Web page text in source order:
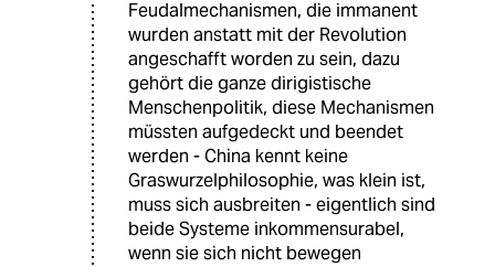
Feudalmechanismen, die immanent
wurden anstatt mit der Revolution
angeschafft worden zu sein, dazu
gehört die ganze dirigistische
Menschenpolitik, diese Mechanismen
müssten aufgedeckt und beendet
werden - China kennt keine
Graswurzelphilosophie, was klein ist,
muss sich ausbreiten - eigentlich sind
beide Systeme inkommensurabel,
wenn sie sich nicht bewegen